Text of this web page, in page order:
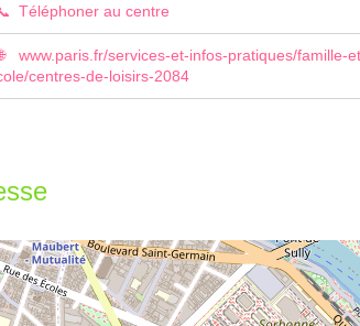
Téléphoner au centre
www.paris.fr/services-et-infos-pratiques/famille-
centres-de-loisirs-2084